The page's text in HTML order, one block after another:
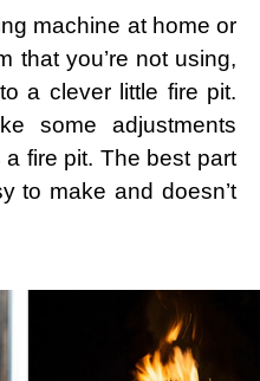
machine at home or
that you’re not using,
a clever little fire pit.
some adjustments
fire pit. The best part
to make and doesn’t